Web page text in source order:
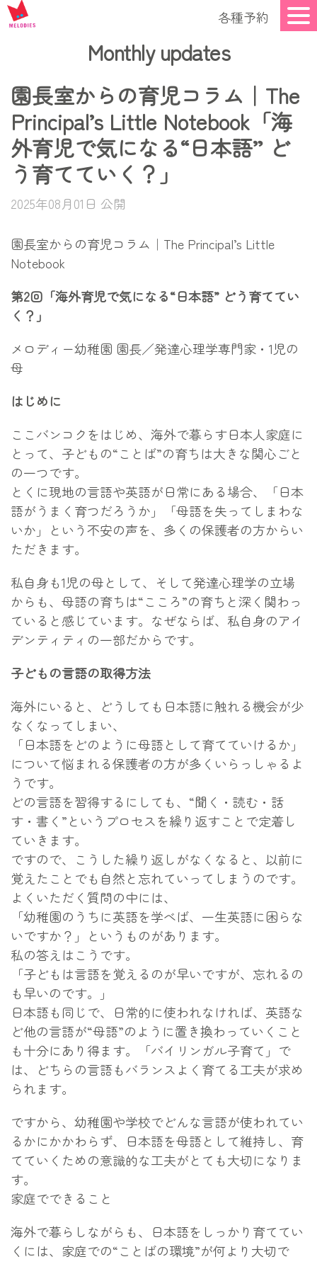
Monthly updates
園長室からの育児コラム｜The
Principal’s Little Notebook「海
外育児で気になる“日本語” ど
う育てていく？」
2025年08月01日 公開
園長室からの育児コラム｜The Principal’s Little
Notebook
第2回「海外育児で気になる“日本語” どう育ててい
く？」
メロディー幼稚園 園長／発達心理学専門家・1児の
母
はじめに
ここバンコクをはじめ、海外で暮らす日本人家庭に
とって、子どもの“ことば”の育ちは大きな関心ごと
の一つです。
とくに現地の言語や英語が日常にある場合、「日本
語がうまく育つだろうか」「母語を失ってしまわな
いか」という不安の声を、多くの保護者の方からい
ただきます。
私自身も1児の母として、そして発達心理学の立場
からも、母語の育ちは“こころ”の育ちと深く関わっ
ていると感じています。なぜならば、私自身のアイ
デンティティの一部だからです。
子どもの言語の取得方法
海外にいると、どうしても日本語に触れる機会が少
なくなってしまい、
「日本語をどのように母語として育てていけるか」
について悩まれる保護者の方が多くいらっしゃるよ
うです。
どの言語を習得するにしても、“聞く・読む・話
す・書く”というプロセスを繰り返すことで定着し
ていきます。
ですので、こうした繰り返しがなくなると、以前に
覚えたことでも自然と忘れていってしまうのです。
よくいただく質問の中には、
「幼稚園のうちに英語を学べば、一生英語に困らな
いですか？」というものがあります。
私の答えはこうです。
「子どもは言語を覚えるのが早いですが、忘れるの
も早いのです。」
日本語も同じで、日常的に使われなければ、英語な
ど他の言語が“母語”のように置き換わっていくこと
も十分にあり得ます。「バイリンガル子育て」で
は、どちらの言語もバランスよく育てる工夫が求め
られます。
ですから、幼稚園や学校でどんな言語が使われてい
るかにかかわらず、日本語を母語として維持し、育
てていくための意識的な工夫がとても大切になりま
す。
家庭でできること
海外で暮らしながらも、日本語をしっかり育ててい
くには、家庭での“ことばの環境”が何より大切で
各種予約